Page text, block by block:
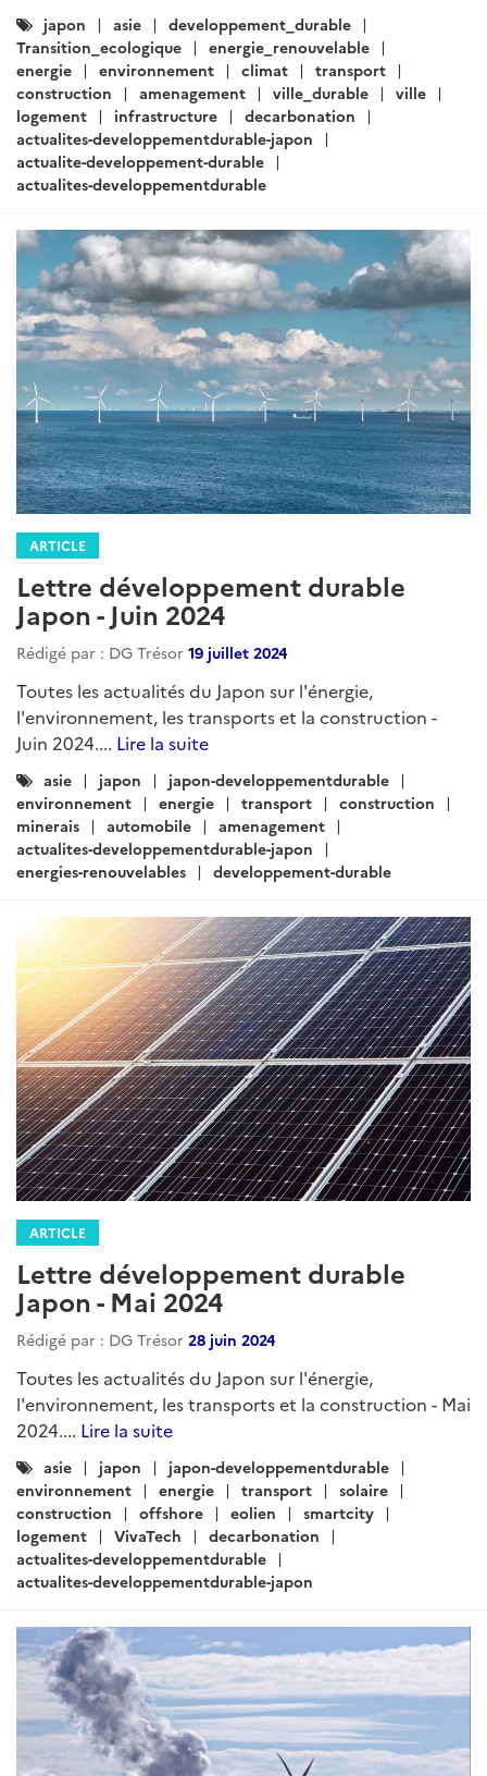
Catégories
:
japon asie
developpement_durable
Transition_ecologique
energie_renouvelable
energie
environnement climat
transport
construction
amenagement ville_durable
ville
logement
infrastructure
decarbonation
actualites-developpementdurable-japon
actualite-developpement-durable
actualites-developpementdurable
ARTICLE
Lettre développement durable
Japon - Juin 2024
Rédigé par : DG Trésor 19 juillet 2024
Toutes les actualités du Japon sur l'énergie,
l'environnement, les transports et la construction -
Juin 2024.... Lire la suite
Catégories
:
asie japon
japon-developpementdurable
environnement
energie transport
construction
minerais
automobile
amenagement
actualites-developpementdurable-japon
energies-renouvelables
developpement-durable
ARTICLE
Lettre développement durable
Japon - Mai 2024
Rédigé par : DG Trésor 28 juin 2024
Toutes les actualités du Japon sur l'énergie,
l'environnement, les transports et la construction - Mai
2024.... Lire la suite
Catégories
:
asie japon
japon-developpementdurable
environnement
energie transport
solaire
construction
offshore eolien
smartcity
logement
VivaTech
decarbonation
actualites-developpementdurable
actualites-developpementdurable-japon